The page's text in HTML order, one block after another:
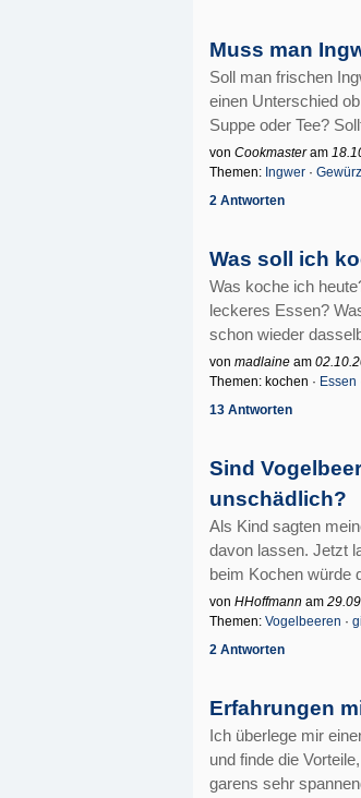
Muss man
Soll man frischen
einen Unterschied
Suppe oder Tee?
von Cookmasteram
Themen: Ingwer ·
2 Antworten
Was soll ich
Was koche ich
leckeres Essen?
schon wieder
von madlaine am
Themen: kochen · Essen
13 Antworten
Sind
unschädlich?
Als Kind sagten
davon lassen. Jetzt
beim Kochen würde
von HHoffmann am
Themen: Vogelbeeren ·
2 Antworten
Erfahrungen
Ich überlege mir
und finde die
garens sehr